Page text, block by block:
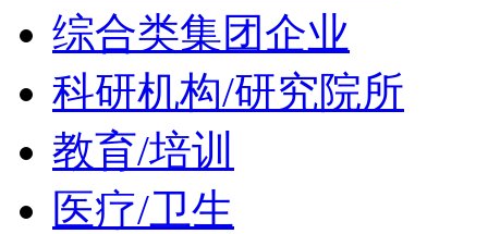
综合类集团企业
科研机构/研究院所
教育/培训
医疗/卫生